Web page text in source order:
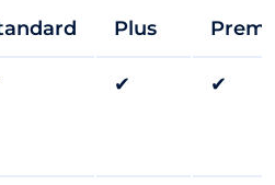
Plus
✔ ✔